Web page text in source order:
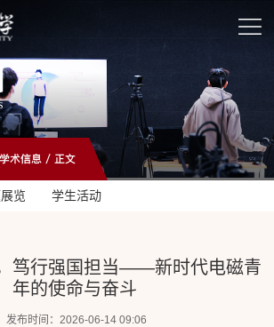
学术信息 / 正文
览 学生活动
笃行强国担当——新时代电磁青
年的使命与奋斗
发布时间：2026-06-14 09:06